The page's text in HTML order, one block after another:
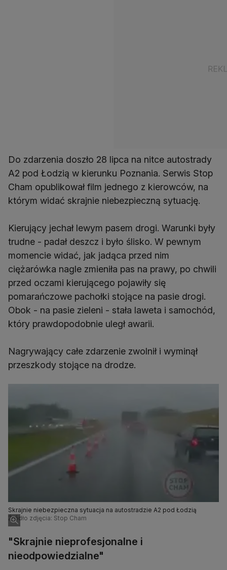
Do zdarzenia doszło 28 lipca na nitce autostrady
A2 pod Łodzią w kierunku Poznania. Serwis Stop
Cham opublikował film jednego z kierowców, na
którym widać skrajnie niebezpieczną sytuację.
Kierujący jechał lewym pasem drogi. Warunki były
trudne - padał deszcz i było ślisko. W pewnym
momencie widać, jak jadąca przed nim
ciężarówka nagle zmieniła pas na prawy, po chwili
przed oczami kierującego pojawiły się
pomarańczowe pachołki stojące na pasie drogi.
Obok - na pasie zieleni - stała laweta i samochód,
który prawdopodobnie uległ awarii.
Nagrywający całe zdarzenie zwolnił i wyminął
przeszkody stojące na drodze.
Skrajnie niebezpieczna sytuacja na autostradzie A2 pod Łodzią
Źródło zdjęcia: Stop Cham
"Skrajnie nieprofesjonalne i
nieodpowiedzialne"